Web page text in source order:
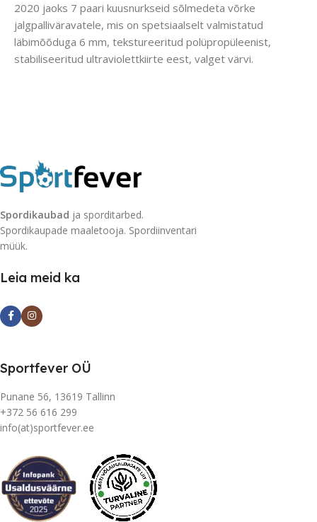
2020 jaoks 7 paari kuusnurkseid sõlmedeta võrke
jalgpalliväravatele, mis on spetsiaalselt valmistatud
läbimõõduga 6 mm, tekstureeritud polüpropüleenist,
stabiliseeritud ultraviolettkiirte eest, valget värvi.
Spordikaubad ja sporditarbed.
Spordikaupade maaletooja. Spordiinventari
müük.
Leia meid ka
Sportfever OÜ
Punane 56, 13619 Tallinn
+372 56 616 299
info(at)sportfever.ee